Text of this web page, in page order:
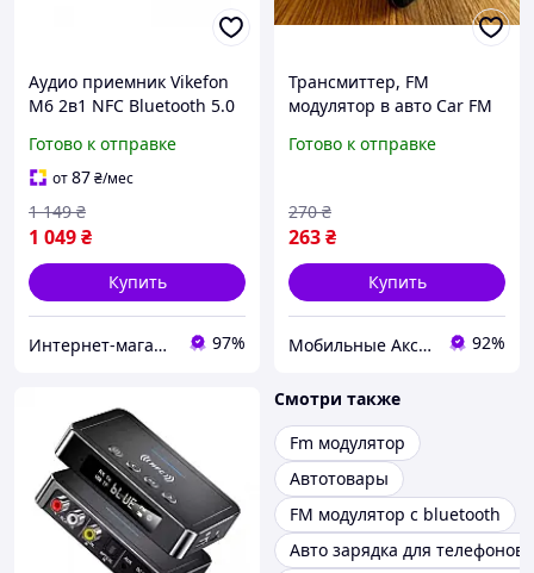
Аудио приемник Vikefon
M6 2в1 NFC Bluetooth 5.0
Receiver
Готово к отправке
от87₴/мес
1 049₴
1 149 ₴
Купить
Интернет-магазин Итакшоп 97%
Трансмиттер, FM
модулятор в авто Car FM
Bluetooth
Готово к отправке
263₴
270 ₴
Купить
Мобильные Аксессуары и Электроника 92%
Смотри также
Fm модулятор
Автотовары
FM модулятор с bluetooth
Авто зарядка для телефонов